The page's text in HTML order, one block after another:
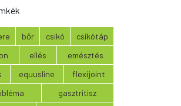
bőr csikó
csikótáp
ellés
emésztés
equusline
flexijoint
gasztritisz